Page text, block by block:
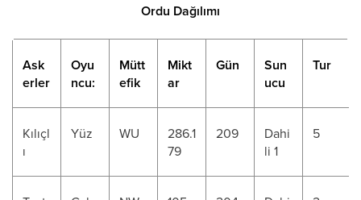
Ordu Dağılımı
Ask
erler
Oyu
ncu:
Mütt
efik
Mikt
ar
Gün
Sun
ucu
Tur
Kılıçl
ı
Yüz WU
286.1
79
209
Dahi
li 1
5